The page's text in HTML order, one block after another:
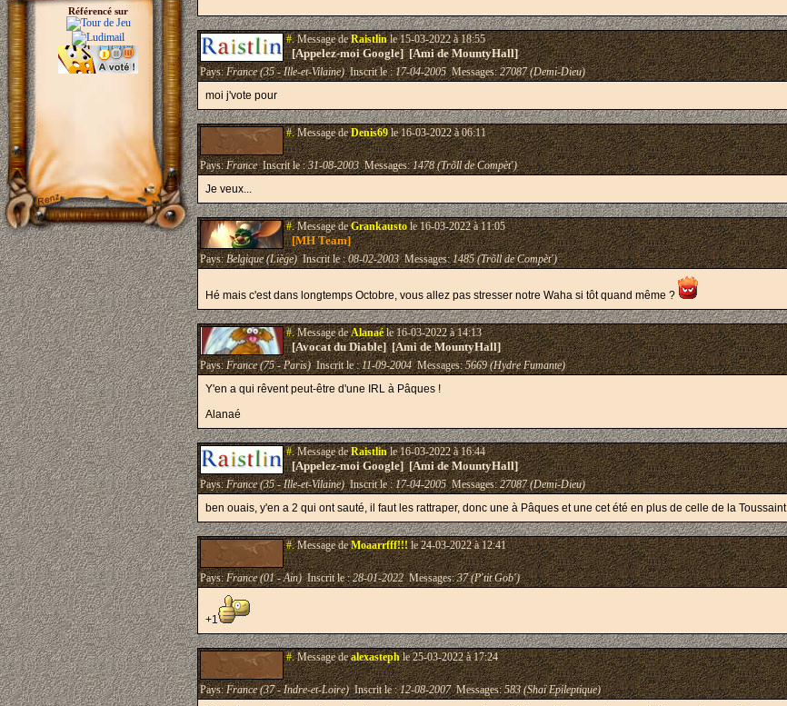
Référencé sur
#.Message deRaistlinle 15-03-2022 à 18:55
[Appelez-moi Google] [Ami de MountyHall]
Pays:France (35 - Ille-et-Vilaine)Inscrit le :17-04-2005Messages:27087 (Demi-Dieu)
moi j'vote pour
#.Message deDenis69le 16-03-2022 à 06:11
Pays:FranceInscrit le :31-08-2003Messages:1478 (Trõll de Compèt')
Je veux...
#.Message deGrankaustole 16-03-2022 à 11:05
[MH Team]
Pays:Belgique (Liège)Inscrit le :08-02-2003Messages:1485 (Trõll de Compèt')
Hé mais c'est dans longtemps Octobre, vous allez pas stresser notre Waha si tôt quand même ?
#.Message deAlanaéle 16-03-2022 à 14:13
[Avocat du Diable] [Ami de MountyHall]
Pays:France (75 - Paris)Inscrit le :11-09-2004Messages:5669 (Hydre Fumante)
Y'en a qui rêvent peut-être d'une IRL à Pâques !
Alanaé
#.Message deRaistlinle 16-03-2022 à 16:44
[Appelez-moi Google] [Ami de MountyHall]
Pays:France (35 - Ille-et-Vilaine)Inscrit le :17-04-2005Messages:27087 (Demi-Dieu)
ben ouais, y'en a 2 qui ont sauté, il faut les rattraper, donc une à Pâques et une cet été en plus de celle de la Toussaint
#.Message deMoaarrfff!!!le 24-03-2022 à 12:41
Pays:France (01 - Ain)Inscrit le :28-01-2022Messages:37 (P'tit Gob')
+1
#.Message dealexastephle 25-03-2022 à 17:24
Pays:France (37 - Indre-et-Loire)Inscrit le :12-08-2007Messages:583 (Shaï Epileptique)